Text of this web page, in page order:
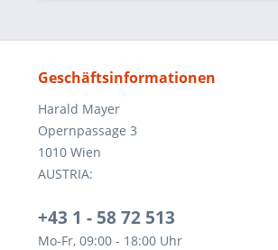
Geschäftsinformationen
Harald Mayer
Opernpassage 3
1010 Wien
AUSTRIA:
+43 1 - 58 72 513
Mo-Fr, 09:00 - 18:00 Uhr